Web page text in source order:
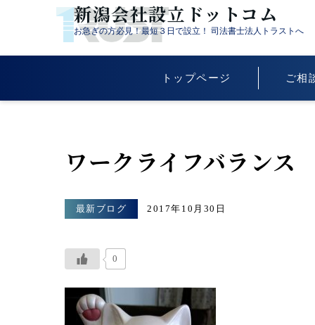
新潟会社設立ドットコム
お急ぎの方必見！最短３日で設立！ 司法書士法人トラストへ
トップページ ご相
ワークライフバランス
最新ブログ 2017年10月30日
0